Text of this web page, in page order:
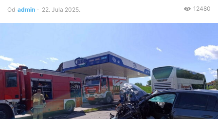
Od admin - 22. Jula 2025. 12480